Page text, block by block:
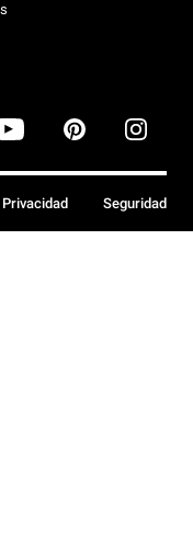
Privacidad Seguridad